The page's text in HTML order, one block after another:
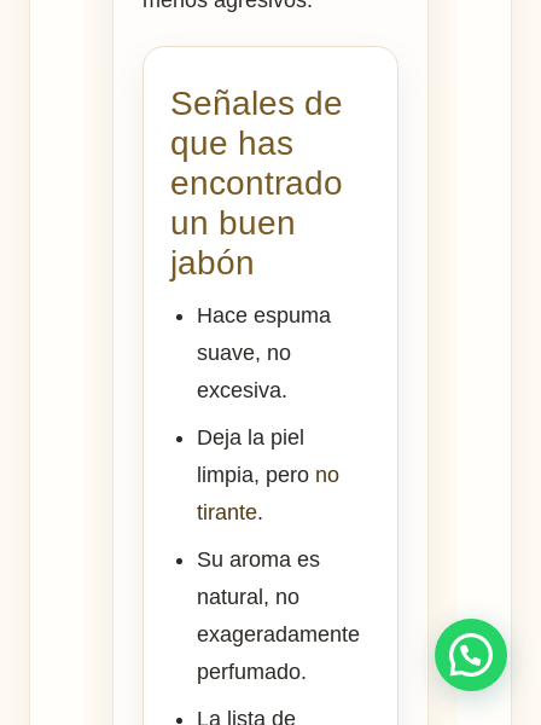
Señales de
que has
encontrado
un buen
jabón
Hace espuma
suave, no
excesiva.
Deja la piel
limpia, pero no
tirante.
Su aroma es
natural, no
exageradamente
perfumado.
La lista de